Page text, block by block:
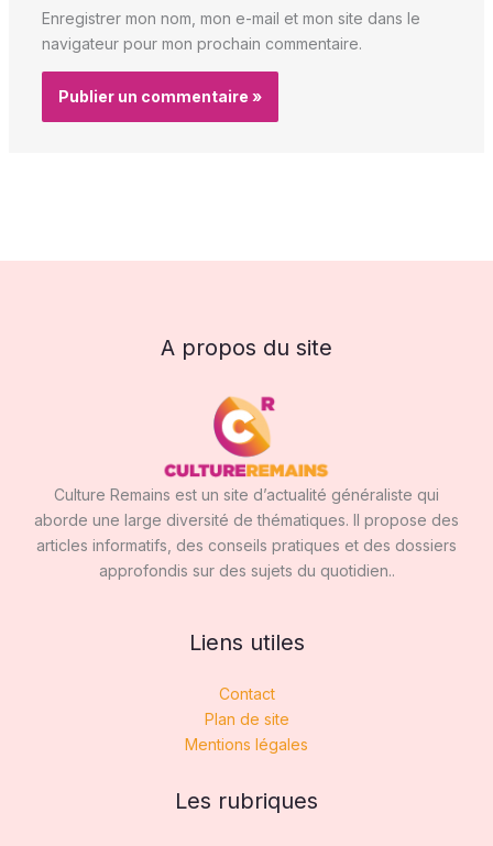
Enregistrer mon nom, mon e-mail et mon site dans le
navigateur pour mon prochain commentaire.
A propos du site
Culture Remains est un site d’actualité généraliste qui
aborde une large diversité de thématiques. Il propose des
articles informatifs, des conseils pratiques et des dossiers
approfondis sur des sujets du quotidien..
Liens utiles
Contact
Plan de site
Mentions légales
Les rubriques